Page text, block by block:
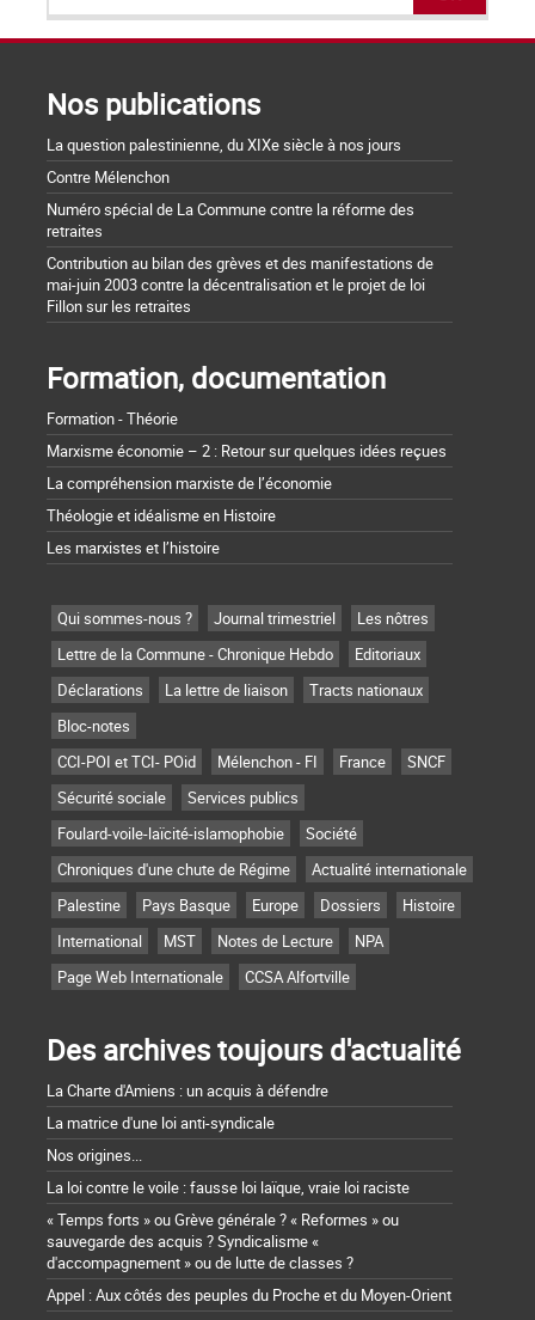
Nos publications
La question palestinienne, du XIXe siècle à nos jours
Contre Mélenchon
Numéro spécial de La Commune contre la réforme des
retraites
Contribution au bilan des grèves et des manifestations de
mai-juin 2003 contre la décentralisation et le projet de loi
Fillon sur les retraites
Formation, documentation
Formation - Théorie
Marxisme économie – 2 : Retour sur quelques idées reçues
La compréhension marxiste de l’économie
Théologie et idéalisme en Histoire
Les marxistes et l’histoire
Qui sommes-nous ? Journal trimestriel
Les nôtres
Lettre de la Commune - Chronique Hebdo
Editoriaux
Déclarations
La lettre de liaison
Tracts nationaux
Bloc-notes
CCI-POI et TCI- POid
Mélenchon - FI France
SNCF
Sécurité sociale
Services publics
Foulard-voile-laïcité-islamophobie
Société
Chroniques d'une chute de Régime
Actualité internationale
Palestine
Pays Basque Europe Dossiers
Histoire
International
MST Notes de Lecture
NPA
Page Web Internationale
CCSA Alfortville
Des archives toujours d'actualité
La Charte d'Amiens : un acquis à défendre
La matrice d'une loi anti-syndicale
Nos origines...
La loi contre le voile : fausse loi laïque, vraie loi raciste
« Temps forts » ou Grève générale ? « Reformes » ou
sauvegarde des acquis ? Syndicalisme «
d'accompagnement » ou de lutte de classes ?
Appel : Aux côtés des peuples du Proche et du Moyen-Orient